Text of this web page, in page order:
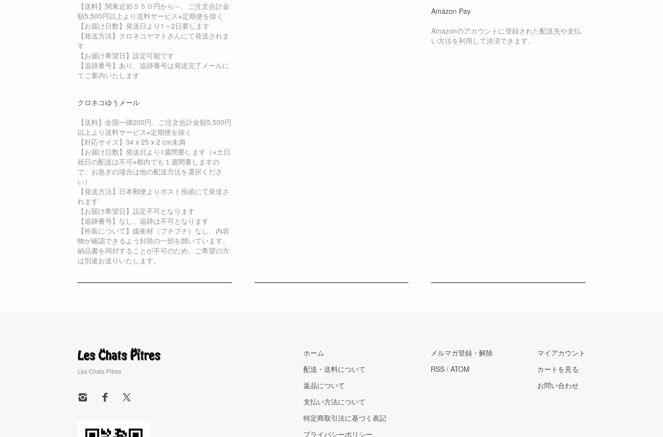
【送料】関東近郊５５０円から～、ご注文合計金
額5,500円以上より送料サービス※定期便を除く
【お届け日数】発送日より1～2日要します
【発送方法】クロネコヤマトさんにて発送されま
す
【お届け希望日】設定可能です
【追跡番号】あり。追跡番号は発送完了メールに
てご案内いたします
クロネコゆうメール
【送料】全国一律200円、ご注文合計金額5,500円
以上より送料サービス※定期便を除く
【対応サイズ】34 x 25 x 2 cm未満
【お届け日数】発送日より1週間要します（※土日
祝日の配送は不可※都内でも１週間要しますの
で、お急ぎの場合は他の配送方法を選択くださ
い）
【発送方法】日本郵便よりポスト投函にて発送さ
れます
【お届け希望日】設定不可となります
【追跡番号】なし。追跡は不可となります
【外装について】緩衝材（プチプチ）なし、内容
物が確認できるよう封筒の一部を開いています。
納品書を同封することが不可のため、ご希望の方
は別途お送りいたします。
Amazon Pay
Amazonのアカウントに登録された配送先や支払
い方法を利用して決済できます。
Les Chats Pitres
ホーム
配送・送料について
返品について
支払い方法について
特定商取引法に基づく表記
プライバシーポリシー
メルマガ登録・解除
RSS / ATOM
マイアカウント
カートを見る
お問い合わせ